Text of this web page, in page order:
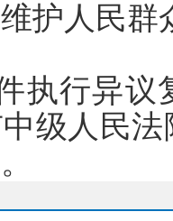
护人民群
执行异议
级人民